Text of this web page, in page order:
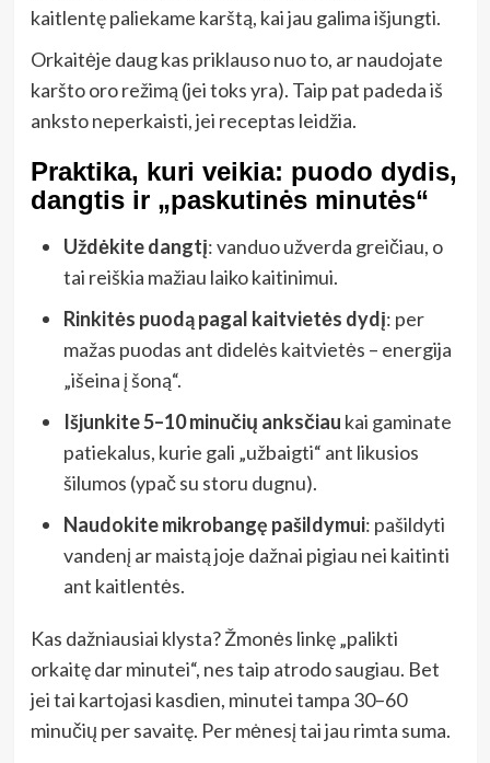
kaitlentę paliekame karštą, kai jau galima išjungti.
Orkaitėje daug kas priklauso nuo to, ar naudojate
karšto oro režimą (jei toks yra). Taip pat padeda iš
anksto neperkaisti, jei receptas leidžia.
Praktika, kuri veikia: puodo dydis,
dangtis ir „paskutinės minutės“
Uždėkite dangtį: vanduo užverda greičiau, o
tai reiškia mažiau laiko kaitinimui.
Rinkitės puodą pagal kaitvietės dydį: per
mažas puodas ant didelės kaitvietės – energija
„išeina į šoną“.
Išjunkite 5–10 minučių anksčiau kai gaminate
patiekalus, kurie gali „užbaigti“ ant likusios
šilumos (ypač su storu dugnu).
Naudokite mikrobangę pašildymui: pašildyti
vandenį ar maistą joje dažnai pigiau nei kaitinti
ant kaitlentės.
Kas dažniausiai klysta? Žmonės linkę „palikti
orkaitę dar minutei“, nes taip atrodo saugiau. Bet
jei tai kartojasi kasdien, minutei tampa 30–60
minučių per savaitę. Per mėnesį tai jau rimta suma.